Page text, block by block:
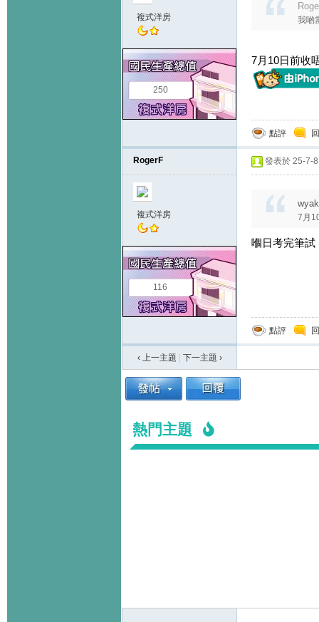
複式洋房
250
我啲
7月10日前收
點評
RogerF
複式洋房
116
發表於 25-7-
7月
嗰日考完筆試
點評
‹ 上一主題 下一主題 ›
熱門主題